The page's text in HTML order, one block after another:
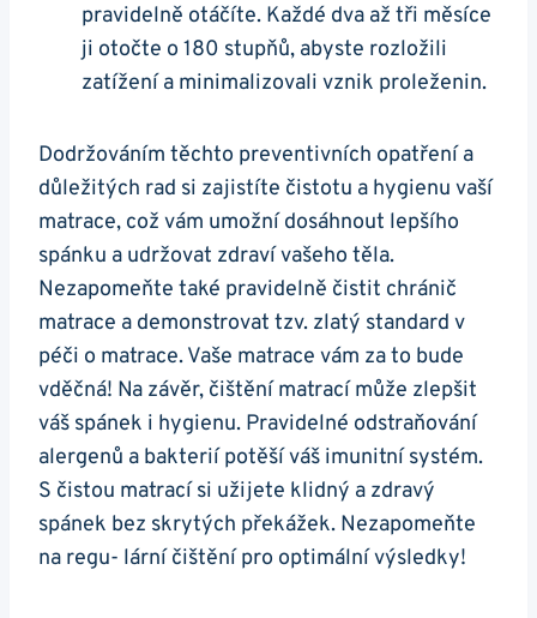
pravidelně otáčíte. Každé dva až tři měsíce
ji otočte o 180 stupňů, abyste rozložili
zatížení a minimalizovali vznik proleženin.
Dodržováním těchto preventivních opatření a
důležitých rad si zajistíte čistotu a hygienu vaší
matrace, což vám umožní dosáhnout lepšího
spánku a udržovat zdraví vašeho těla.
Nezapomeňte také pravidelně čistit chránič
matrace a demonstrovat tzv. zlatý standard v
péči o matrace. Vaše matrace vám za to bude
vděčná! Na závěr, čištění matrací může zlepšit
váš spánek i hygienu. Pravidelné odstraňování
alergenů a bakterií potěší váš imunitní systém.
S čistou matrací si užijete klidný a zdravý
spánek bez skrytých překážek. Nezapomeňte
na regu- lární čištění pro optimální výsledky!